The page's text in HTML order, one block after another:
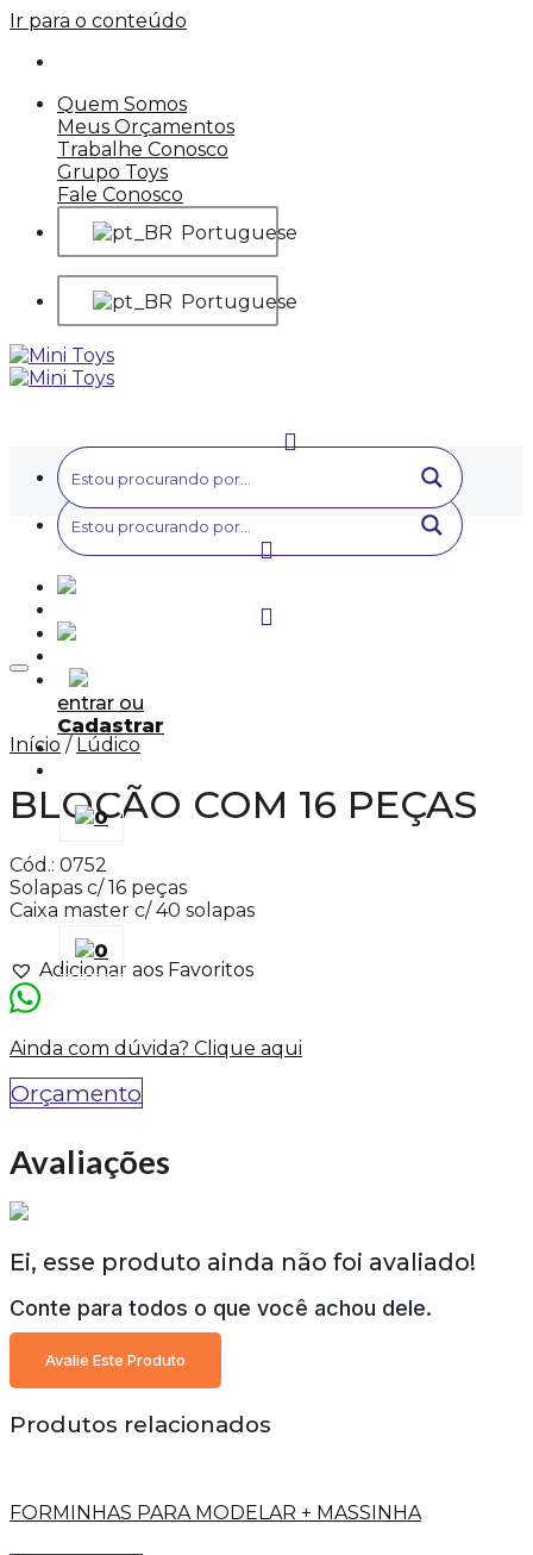
Ir para o conteúdo
Quem Somos
Meus Orçamentos
Trabalhe Conosco
Grupo Toys
Fale Conosco
Portuguese
Portuguese
entrar ou
Cadastrar
0
0
Início / Lúdico
BLOCÃO COM 16 PEÇAS
Cód.: 0752
Solapas c/ 16 peças
Caixa master c/ 40 solapas
Adicionar aos Favoritos
Ainda com dúvida? Clique aqui
Orçamento
Avaliações
Ei, esse produto ainda não foi avaliado!
Conte para todos o que você achou dele.
Avalie Este Produto
Produtos relacionados
FORMINHAS PARA MODELAR + MASSINHA